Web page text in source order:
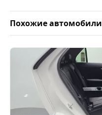
Похожие автомобили